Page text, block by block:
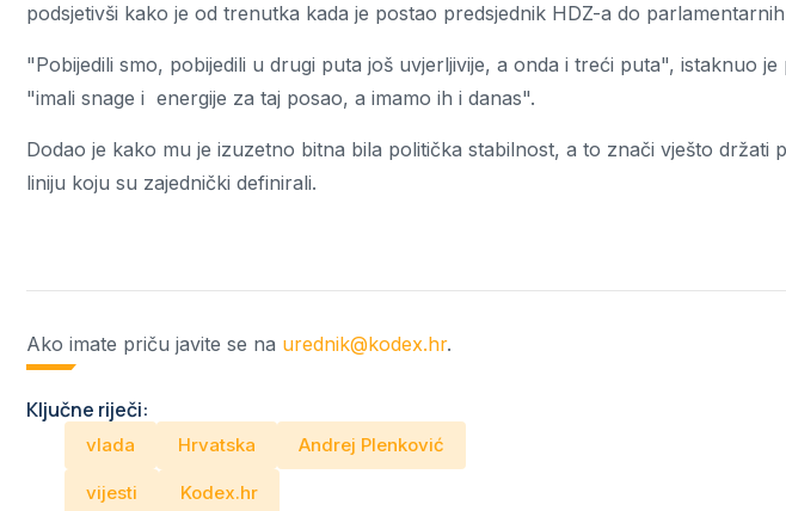
podsjetivši kako je od trenutka kada je postao predsjednik HDZ-a do
"Pobijedili smo, pobijedili u drugi puta još uvjerljivije, a onda i treći puta", istaknuo
"imali snage i energije za taj posao, a imamo ih i danas".
Dodao je kako mu je izuzetno bitna bila politička stabilnost, a to znači vješto držati
liniju koju su zajednički definirali.
Ako imate priču javite se na urednik@kodex.hr.
Ključne riječi:
vlada Hrvatska Andrej Plenković
vijesti Kodex.hr